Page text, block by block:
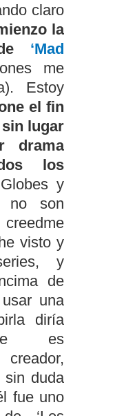
claro
la
‘Mad
me
Estoy
el fin
lugar
drama
los
y
no son
visto y
y
de
una
diría
es
sin duda
fue uno